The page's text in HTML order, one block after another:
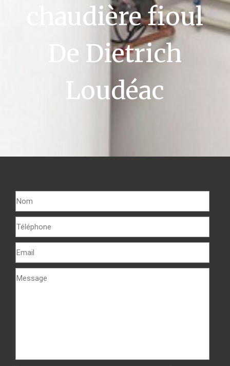
chaudière fioul
De Dietrich
Loudéac